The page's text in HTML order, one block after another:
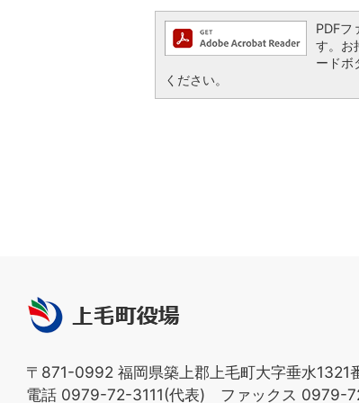
PDFフ
す。お
ードボ
ください。
上
毛
役
〒871-0992 福岡県築上郡上毛町大字垂水1321
電話 0979-72-3111(代表) ファックス 0979-